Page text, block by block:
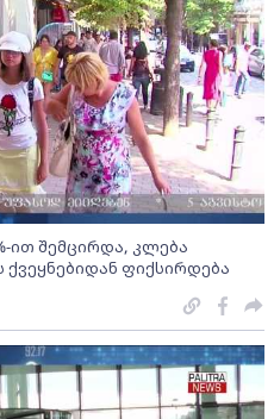
ით შემცირდა, კლება
ფიქსირდება